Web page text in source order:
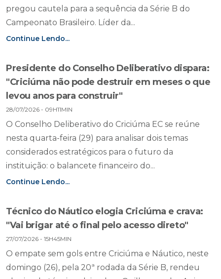
pregou cautela para a sequência da Série B do
Campeonato Brasileiro. Líder da...
Continue Lendo...
Presidente do Conselho Deliberativo dispara:
"Criciúma não pode destruir em meses o que
levou anos para construir"
28/07/2026 - 09H11MIN
O Conselho Deliberativo do Criciúma EC se reúne
nesta quarta-feira (29) para analisar dois temas
considerados estratégicos para o futuro da
instituição: o balancete financeiro do...
Continue Lendo...
Técnico do Náutico elogia Criciúma e crava:
"Vai brigar até o final pelo acesso direto"
27/07/2026 - 15H45MIN
O empate sem gols entre Criciúma e Náutico, neste
domingo (26), pela 20ª rodada da Série B, rendeu